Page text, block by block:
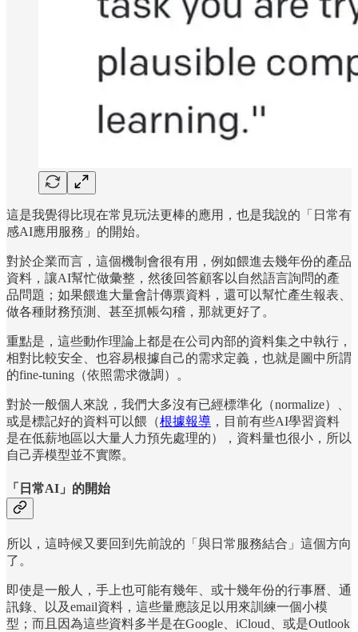
這是我覺得比現在常見玩法更棒的應用，也是我說的「日常有
感AI應用服務」的開始。
對於企業而言，這個機制會很有用，例如餵進去幾年份的產品
資料，讓AI幫忙做彙整，然後回答顧客以自然語言詢問的產
品問題；如果餵進大量會計傳票資料，還可以幫忙產生報表、
做各種財務預測、甚至抓帳勾稽，那就更好了。
重點是，這些動作理論上都是在公司內部的資料集之中執行，
相對比較安全、也容易根據自己的需求定義，也就是圖中所謂
的fine-tuning（依照需求微調）。
對於一般個人來說，我們大多沒有已經標準化（normalize）、
或是標記好的資料可以餵（根據報導 ，目前有些AI學習資料
是在低薪地區以大量人力預先處理的），資料量也很小，所以
自己弄模型並不實際。
「日常AI」的開始
所以，這時候又要回到先前說的「與日常服務結合」這個方向
了。
即使是一般人，手上也可能有幾年、或十幾年份的行事曆、通
訊錄、以及email資料，這些量應該足以用來訓練一個小模
型；而且因為這些資料多半是在Google、iCloud、或是Outlook